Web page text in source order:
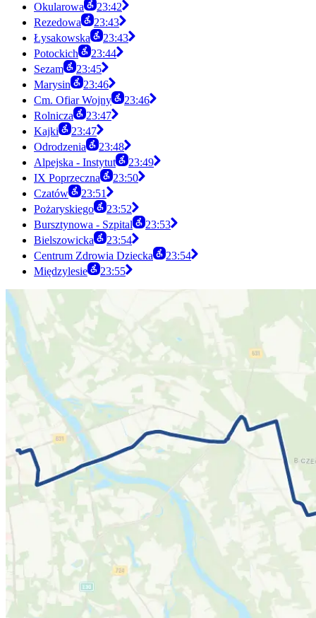
Okularowa
23:42
Rezedowa
23:43
Łysakowska
23:43
Potockich
23:44
Sezam
23:45
Marysin
23:46
Cm. Ofiar Wojny
23:46
Rolnicza
23:47
Kajki
23:47
Odrodzenia
23:48
Alpejska - Instytut
23:49
IX Poprzeczna
23:50
Czatów
23:51
Pożaryskiego
23:52
Bursztynowa - Szpital
23:53
Bielszowicka
23:54
Centrum Zdrowia Dziecka
23:54
Międzylesie
23:55